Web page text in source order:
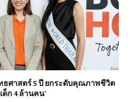
ธศาสตร์ 5 ปี ยกระดับคุณภาพชีวิต
เด็ก 4 ล้านคน’